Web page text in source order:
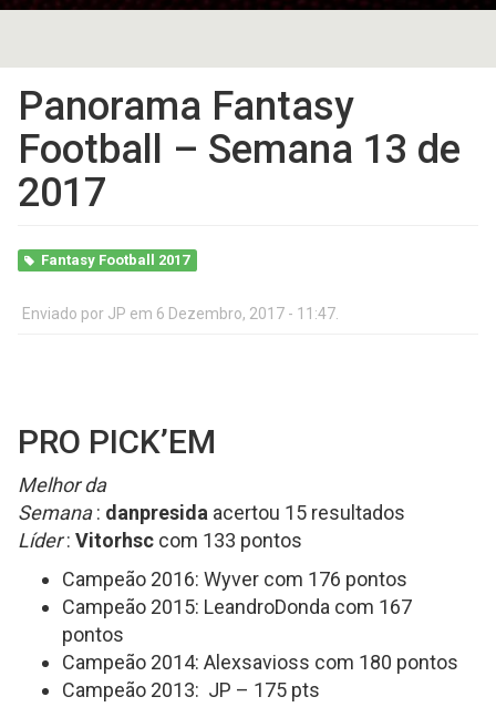
Panorama Fantasy
Football – Semana 13 de
2017
Fantasy Football 2017
Enviado por JP em 6 Dezembro, 2017 - 11:47.
PRO PICK’EM
Melhor da
Semana: danpresida acertou 15 resultados
Líder: Vitorhsc com 133 pontos
Campeão 2016: Wyver com 176 pontos
Campeão 2015: LeandroDonda com 167
pontos
Campeão 2014: Alexsavioss com 180 pontos
Campeão 2013: JP – 175 pts